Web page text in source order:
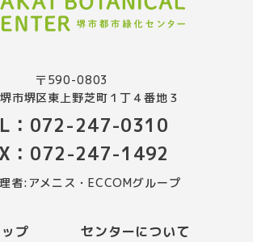
〒590-0803
市堺区東上野芝町１丁４番地３
：072-247-0310
：072-247-1492
者:アメニス・ECCOMグループ
プ センターについて